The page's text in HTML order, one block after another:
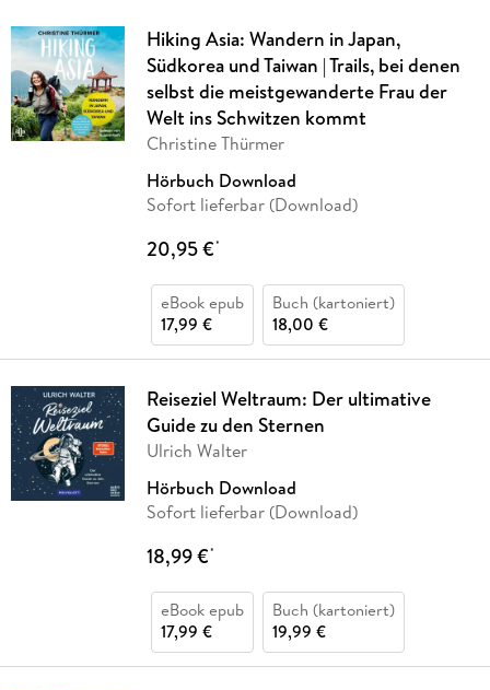
Hiking Asia: Wandern in Japan,
Südkorea und Taiwan | Trails, bei denen
selbst die meistgewanderte Frau der
Welt ins Schwitzen kommt
Christine Thürmer
Hörbuch Download
Sofort lieferbar (Download)
20,95 €*
eBook epub
17,99 €
Buch (kartoniert)
18,00 €
Reiseziel Weltraum: Der ultimative
Guide zu den Sternen
Ulrich Walter
Hörbuch Download
Sofort lieferbar (Download)
18,99 €*
eBook epub
17,99 €
Buch (kartoniert)
19,99 €